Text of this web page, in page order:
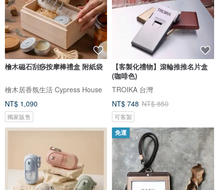
檜木磁石刮痧按摩棒禮盒 附紙袋
檜木居香氛生活 Cypress House
NT$ 1,090
獨家販售
【客製化禮物】滾輪推推名片盒
(咖啡色)
TROIKA 台灣
NT$ 748 NT$ 850
可客製
免運